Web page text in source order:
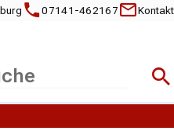
07141-462167 Kontakt